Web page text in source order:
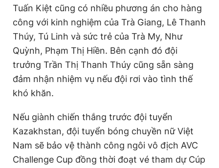
Tuấn Kiệt cũng có nhiều phương án cho hàng
công với kinh nghiệm của Trà Giang, Lê Thanh
Thúy, Tú Linh và sức trẻ của Trà My, Như
Quỳnh, Phạm Thị Hiền. Bên cạnh đó đội
trưởng Trần Thị Thanh Thúy cũng sẵn sàng
đảm nhận nhiệm vụ nếu đội rơi vào tình thế
khó khăn.
Nếu giành chiến thắng trước đội tuyển
Kazakhstan, đội tuyển bóng chuyền nữ Việt
Nam sẽ bảo vệ thành công ngôi vô địch AVC
Challenge Cup đồng thời đoạt vé tham dự Cúp